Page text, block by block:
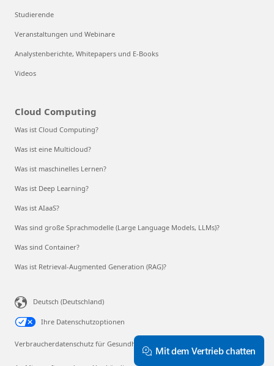
Studierende
Veranstaltungen und Webinare
Analystenberichte, Whitepapers und E-Books
Videos
Cloud Computing
Was ist Cloud Computing?
Was ist eine Multicloud?
Was ist maschinelles Lernen?
Was ist Deep Learning?
Was ist AIaaS?
Was sind große Sprachmodelle (Large Language Models, LLMs)?
Was sind Container?
Was ist Retrieval-Augmented Generation (RAG)?
Deutsch (Deutschland)
Ihre Datenschutzoptionen
Verbraucherdatenschutz für Gesundheitsdaten
Mit dem Vertrieb chatten